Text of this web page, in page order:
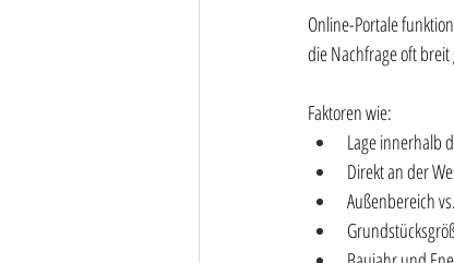
Online-Portale
die Nachfrage oft
Faktoren wie:
Lage innerhalb
Direkt an der
Außenbereich